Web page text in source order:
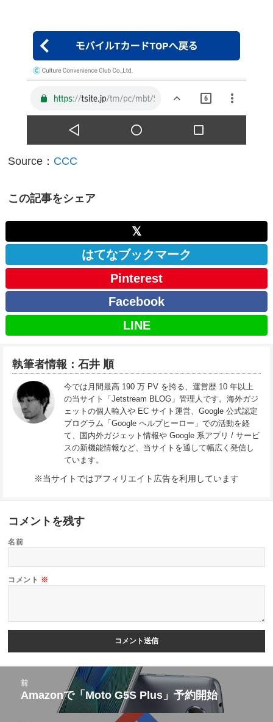
Source： CCC
この記事をシェア
𝕏
はてなブックマーク
Pinterest
Facebook
LINE
執筆者情報：石井 順
今では月間最高 190 万 PV を誇る、運営歴 10 年以上
の当サイト「Jetstream BLOG」管理人です。海外ガジ
ェットの個人輸入や EC サイト運営、Google 公式認定
プログラム「Google ヘルプヒーロー」での活動を経
て、国内外ガジェット情報や Google 系アプリ / サービ
スの新機能情報など、当サイトを通して幅広く発信し
ています。
※当サイトではアフィリエイト広告を利用しています
コメントを残す
名前
コメント ※
前
前
Amazonで「Moto G5S Plus」予約開始